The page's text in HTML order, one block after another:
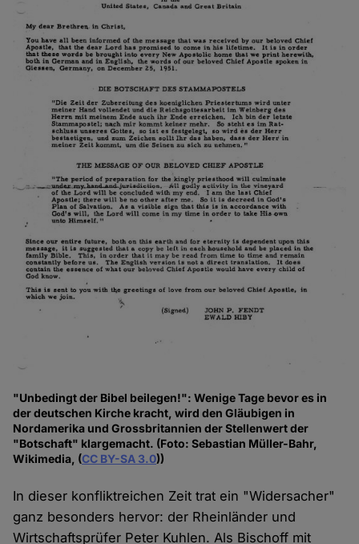
"Unbedingt der Bibel beilegen!": Wenige Tage bevor es in
der deutschen Kirche kracht, wird den Gläubigen in
Nordamerika und Grossbritannien der Stellenwert der
"Botschaft" klargemacht. (Foto: Sebastian Müller-Bahr,
Wikimedia, (CC BY-SA 3.0))
In dieser konfliktreichen Zeit trat ein "Widersacher"
ganz besonders hervor: der Rheinländer und
Wirtschaftsprüfer Peter Kuhlen. Als Bischoff mit